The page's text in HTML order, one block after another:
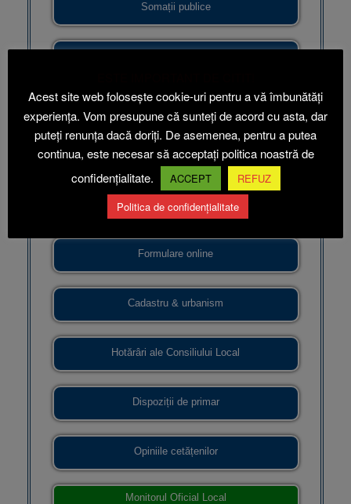
Somații publice
Stare civilă
Publicații de căsătorie
Contact & audiențe
Formulare online
Cadastru & urbanism
Hotărâri ale Consiliului Local
Dispoziții de primar
Opiniile cetățenilor
Monitorul Oficial Local
Acest site web folosește cookie-uri pentru a vă îmbunătăți
experiența. Vom presupune că sunteți de acord cu asta, dar
puteți renunța dacă doriți. De asemenea, pentru a putea
continua, este necesar să acceptați politica noastră de
confidențialitate.
ACCEPT
REFUZ
Politica de confidențialitate